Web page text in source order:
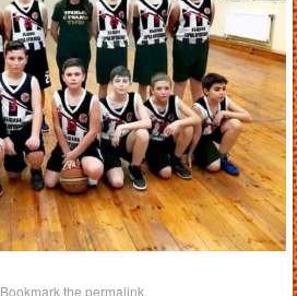
. Bookmark thepermalink